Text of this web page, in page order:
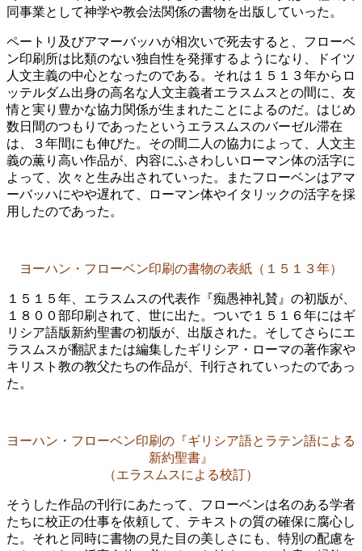
同事業として神学や教会法関係の書物を出版していった。
ペートリ及びアマーバッハが相次いで死去すると、フローベ
ン印刷所は比類のない独自性を発揮するようになり、ドイツ
人文主義の中心となったのである。それは１５１３年からロ
ッテルダム出身の高名な人文主義者エラスムスとの間に、友
情と実り豊かな協力関係が生まれたことによるのだ。はじめ
数日間のつもりであったというエラスムスのバーゼル滞在
は、３年間にも伸びた。その間二人の協力によって、人文主
義の薫り高い作品が、内容にふさわしいローマン体の活字に
よって、次々と生み出されていった。またフローベンはアマ
ーバッハにやや遅れて、ローマン体やイタリックの活字を採
用したのであった。
ヨーハン・フローベン印刷の書物の表紙（１５１３年）
１５１５年、エラスムスの代表作『痴愚神礼賛』の初版が、
１８００部印刷されて、世に出た。ついで１５１６年にはギ
リシア語版新約聖書の初版が、出版された。そしてさらにエ
ラスムスが翻訳または編集したギリシア・ローマの著作家や
キリスト教の教父たちの作品が、刊行されていったのであっ
た。
ヨーハン・フローベン印刷の『ギリシア語とラテン語による
新約聖書』
（エラスムスによる校訂）
そうした作品の刊行にあたって、フローベンは名のある学者
たちに校正の仕事を依頼して、テキストの質の確保に腐心し
た。それと同時に書物の見た目の美しさにも、特別の配慮を